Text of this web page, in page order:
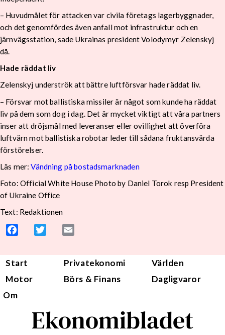
– Huvudmålet för attacken var civila företags lagerbyggnader,
och det genomfördes även anfall mot infrastruktur och en
järnvägsstation, sade Ukrainas president Volodymyr Zelenskyj
då.
Hade räddat liv
Zelenskyj underströk att bättre luftförsvar hade räddat liv.
– Försvar mot ballistiska missiler är något som kunde ha räddat
liv på dem som dog i dag. Det är mycket viktigt att våra partners
inser att dröjsmål med leveranser eller ovillighet att överföra
luftvärn mot ballistiska robotar leder till sådana fruktansvärda
förstörelser.
Läs mer:Vändning på bostadsmarknaden
Foto: Official White House Photo by Daniel Torok resp President
of Ukraine Office
Text: Redaktionen
Facebook Twitter
Start Privatekonomi
Världen
Motor
Börs & Finans
Dagligvaror
Om
Ekonomibladet